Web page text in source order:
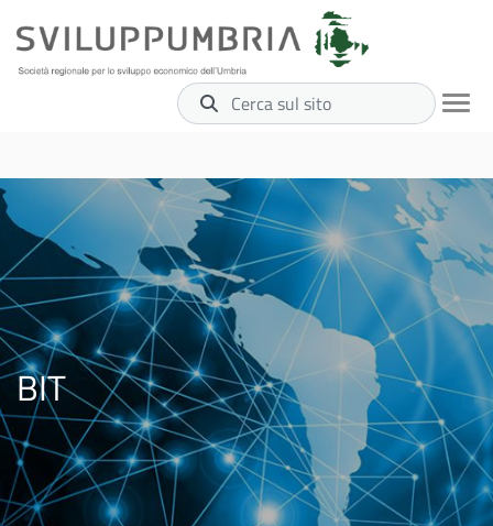
Cerca sul sito
BIT